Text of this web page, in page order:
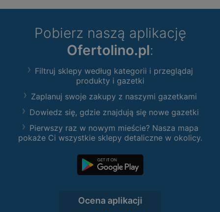
Pobierz naszą aplikację
Ofertolino.pl:
Filtruj sklepy według kategorii i przeglądaj
produkty i gazetki
Zaplanuj swoje zakupy z naszymi gazetkami
Dowiedz się, gdzie znajdują się nowe gazetki
Pierwszy raz w nowym mieście? Nasza mapa
pokaże Ci wszystkie sklepy detaliczne w okolicy.
Ocena aplikacji